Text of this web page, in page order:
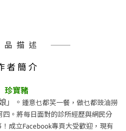
品描述
者 簡 介
珍寶豬
」。 鍾意乜都笑一餐， 做乜都豉油撈
。 將每日面對的診所經歷與網民分
成立Facebook專頁大受歡迎， 現有